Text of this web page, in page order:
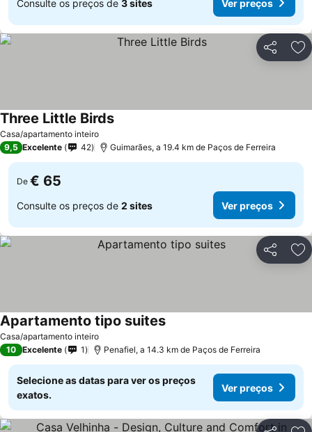
Consulte os preços de 3 sites Ver preços
Partilhar
Casa/apartamento inteiro
Three Little Birds
9,5 Excelente 42 Guimarães, a 19.4 km de Paços de Ferreira
De € 65
Consulte os preços de 2 sites Ver preços
Partilhar
Casa/apartamento inteiro
Apartamento tipo suites
10 Excelente 1 Penafiel, a 14.3 km de Paços de Ferreira
Selecione as datas para ver os preços
exatos.
Ver preços